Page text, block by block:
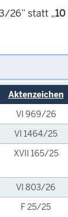
26” statt „10
Aktenzeichen
VI 969/26
VI 1464/25
XVII 165/25
VI 803/26
F 25/25